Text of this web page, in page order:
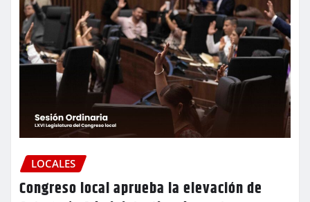
LOCALES
Congreso local aprueba la elevación de